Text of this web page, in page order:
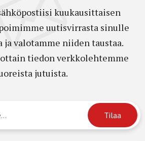
kuukausittaisen
uutisvirrasta sinulle
valotamme niiden taustaa.
tiedon verkkolehtemme
jutuista.